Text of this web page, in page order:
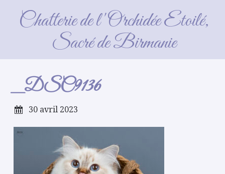
Chatterie de l'Orchidée Etoilé,
Sacré de Birmanie
_DSC9136
_DSC9136
30 avril 2023